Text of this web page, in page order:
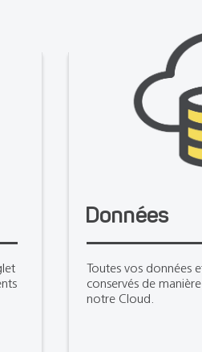
Données
Toutes vos données
conservés de
notre Cloud.